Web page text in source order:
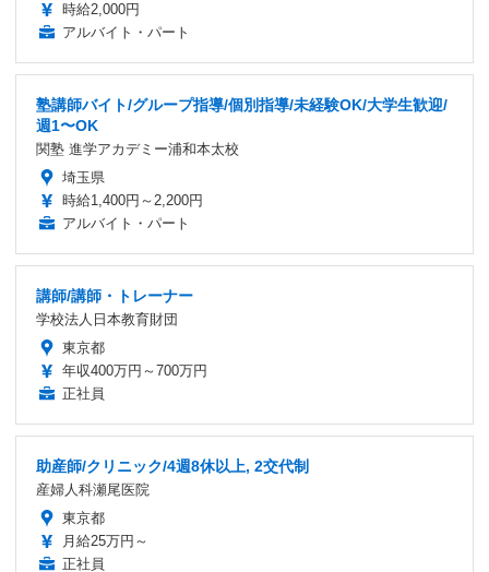
時給2,000円
アルバイト・パート
塾講師バイト/グループ指導/個別指導/未経験OK/大学生歓迎/
週1〜OK
関塾 進学アカデミー浦和本太校
埼玉県
時給1,400円～2,200円
アルバイト・パート
講師/講師・トレーナー
学校法人日本教育財団
東京都
年収400万円～700万円
正社員
助産師/クリニック/4週8休以上, 2交代制
産婦人科瀬尾医院
東京都
月給25万円～
正社員